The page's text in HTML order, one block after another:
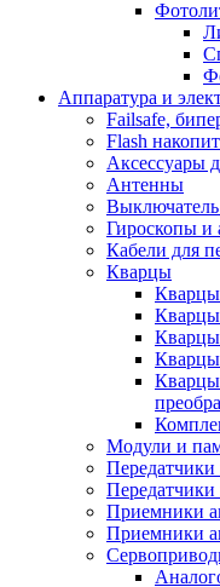
Аппаратура и
Failsafe,
Flash
Аксессуары
Антенны
Гироскопы и
Кабели для
Кварцы
Кварцы
Кварцы
Кварцы
Модули и
Передатчики
Передатчики
Приемники
Приемники